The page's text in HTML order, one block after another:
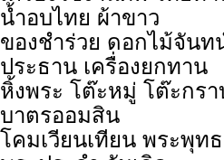
น้ำอบไทย ผ้าขาว
ของชำร่วย ดอกไม้จัน
ประธาน เครื่องยกทาน
หิ้งพระ โต๊ะหมู่ โต๊ะกร
บาตรออมสิน
โคมเวียนเทียน พระพุท